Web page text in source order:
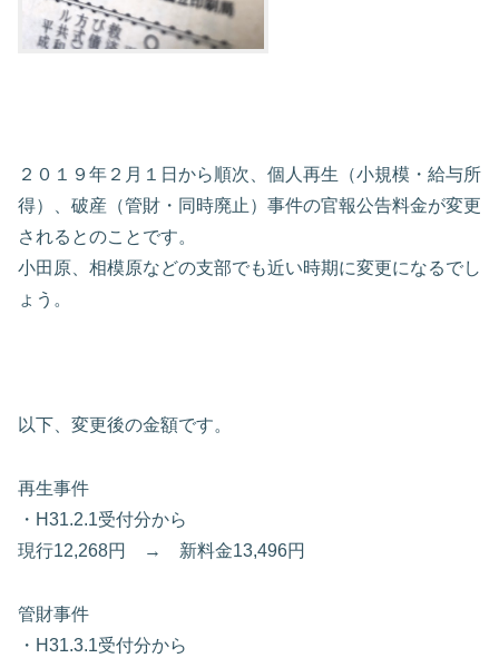
２０１９年２月１日から順次、個人再生（小規模・給与所
得）、破産（管財・同時廃止）事件の官報公告料金が変更
されるとのことです。
小田原、相模原などの支部でも近い時期に変更になるでし
ょう。
以下、変更後の金額です。
再生事件
・H31.2.1受付分から
現行12,268円 → 新料金13,496円
管財事件
・H31.3.1受付分から